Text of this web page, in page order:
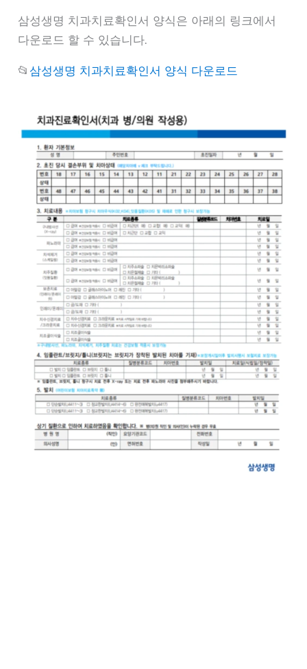
삼성생명 치과치료확인서 양식은 아래의 링크에서
다운로드 할 수 있습니다.
📂 삼성생명 치과치료확인서 양식 다운로드